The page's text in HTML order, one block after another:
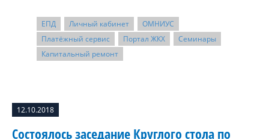
ЕПД Личный кабинет
ОМНИУС
Платёжный сервис
Портал ЖКХ
Семинары
Капитальный ремонт
12.10.2018
Состоялось заседание Круглого стола по